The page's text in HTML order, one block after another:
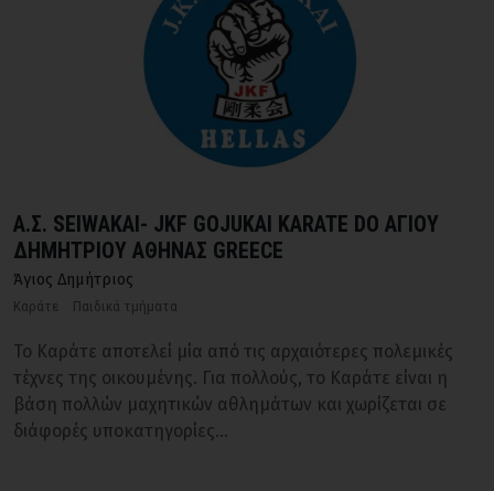
Α.Σ. SEIWAKAΙ- JKF GOJUKAI KARATE DO AΓΙΟΥ
ΔΗΜΗΤΡΙΟΥ ΑΘΗΝΑΣ GREECE
Άγιος Δημήτριος
Καράτε Παιδικά τμήματα
Το Καράτε αποτελεί μία από τις αρχαιότερες πολεμικές
τέχνες της οικουμένης. Για πολλούς, το Καράτε είναι η
βάση πολλών μαχητικών αθλημάτων και χωρίζεται σε
διάφορές υποκατηγορίες…